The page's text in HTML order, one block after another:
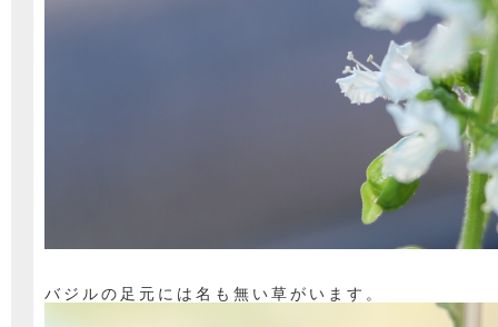
バジルの足元には名も無い草がいます。